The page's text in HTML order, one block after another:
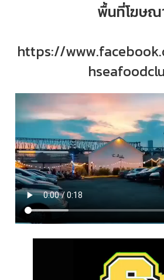
พื้นที่โฆษณ
https://